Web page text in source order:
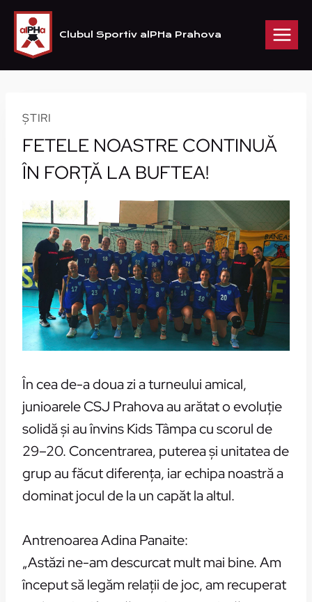
Skip
content
Clubul Sportiv alPHa Prahova
ȘTIRI
FETELE NOASTRE CONTINUĂ
ÎN FORȚĂ LA BUFTEA!
În cea de-a doua zi a turneului amical,
junioarele CSJ Prahova au arătat o evoluție
solidă și au învins Kids Tâmpa cu scorul de
29–20. Concentrarea, puterea și unitatea de
grup au făcut diferența, iar echipa noastră a
dominat jocul de la un capăt la altul.
Antrenoarea Adina Panaite:
„Astăzi ne-am descurcat mult mai bine. Am
început să legăm relații de joc, am recuperat